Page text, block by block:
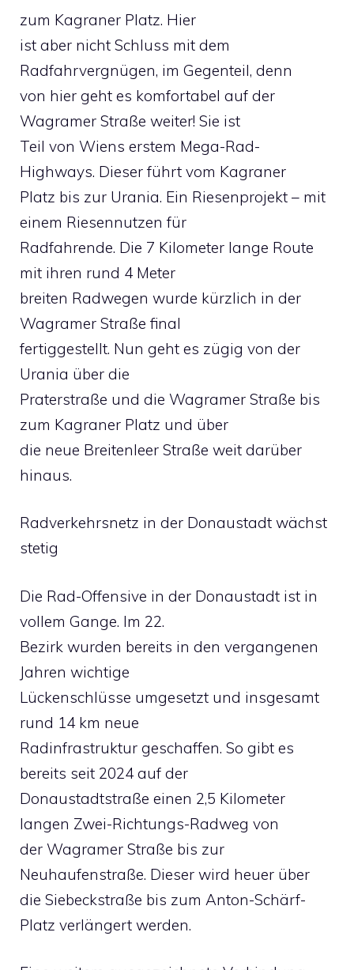
zum Kagraner Platz. Hier
ist aber nicht Schluss mit dem
Radfahrvergnügen, im Gegenteil, denn
von hier geht es komfortabel auf der
Wagramer Straße weiter! Sie ist
Teil von Wiens erstem Mega-Rad-
Highways. Dieser führt vom Kagraner
Platz bis zur Urania. Ein Riesenprojekt – mit
einem Riesennutzen für
Radfahrende. Die 7 Kilometer lange Route
mit ihren rund 4 Meter
breiten Radwegen wurde kürzlich in der
Wagramer Straße final
fertiggestellt. Nun geht es zügig von der
Urania über die
Praterstraße und die Wagramer Straße bis
zum Kagraner Platz und über
die neue Breitenleer Straße weit darüber
hinaus.
Radverkehrsnetz in der Donaustadt wächst
stetig
Die Rad-Offensive in der Donaustadt ist in
vollem Gange. Im 22.
Bezirk wurden bereits in den vergangenen
Jahren wichtige
Lückenschlüsse umgesetzt und insgesamt
rund 14 km neue
Radinfrastruktur geschaffen. So gibt es
bereits seit 2024 auf der
Donaustadtstraße einen 2,5 Kilometer
langen Zwei-Richtungs-Radweg von
der Wagramer Straße bis zur
Neuhaufenstraße. Dieser wird heuer über
die Siebeckstraße bis zum Anton-Schärf-
Platz verlängert werden.